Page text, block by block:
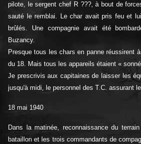
pilote, le sergent chef R ???, à bout de
sauté le remblai. Le char avait pris feu et
brûlés. Une compagnie avait été
Buzancy.
Presque tous les chars en panne réussirent
du 18. Mais tous les appareils étaient «
Je prescrivis aux capitaines de laisser les
jusqu'à midi, le personnel des T.C. assurant
18 mai 1940
Dans la matinée, reconnaissance du
bataillon et les trois commandants de